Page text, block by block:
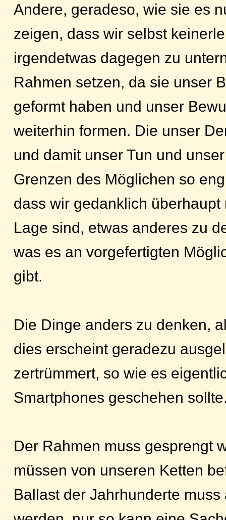
Andere, geradeso, wie sie es
zeigen, dass wir selbst
irgendetwas dagegen zu
Rahmen setzen, da sie unser
geformt haben und unser
weiterhin formen. Die unser
und damit unser Tun und
Grenzen des Möglichen so
dass wir gedanklich überhaupt
Lage sind, etwas anderes zu
was es an vorgefertigten
gibt.
Die Dinge anders zu denken,
dies erscheint geradezu
zertrümmert, so wie es
Smartphones geschehen
Der Rahmen muss gesprengt
müssen von unseren Ketten
Ballast der Jahrhunderte muss